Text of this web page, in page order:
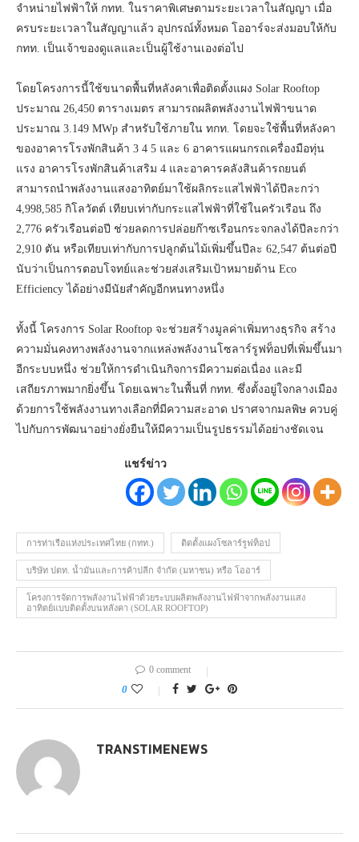
จำหน่ายไฟฟ้าให้ กทท. ในราคาพิเศษตามระยะเวลาในสัญญา เมื่อ
ครบระยะเวลาในสัญญาแล้ว อุปกรณ์ทั้งหมด โออาร์จะส่งมอบให้กับ
กทท. เป็นเจ้าของดูแลและเป็นผู้ใช้งานเองต่อไป
โดยโครงการนี้ใช้ขนาดพื้นที่หลังคาเพื่อติดตั้งแผง Solar Rooftop
ประมาณ 26,450 ตารางเมตร สามารถผลิตพลังงานไฟฟ้าขนาด
ประมาณ 3.149 MWp สำหรับใช้ภายใน ทกท. โดยจะใช้พื้นที่หลังคา
ของอาคารโรงพักสินค้า 3 4 5 และ 6 อาคารแผนกรถเครื่องมือทุ่น
แรง อาคารโรงพักสินค้าเสริม 4 และอาคารคลังสินค้ารถยนต์
สามารถนำพลังงานแสงอาทิตย์มาใช้ผลิกระแสไฟฟ้าได้ปีละกว่า
4,998,585 กิโลวัตต์ เทียบเท่ากับกระแสไฟฟ้าที่ใช้ในครัวเรือน ถึง
2,776 ครัวเรือนต่อปี ช่วยลดการปล่อยก๊าซเรือนกระจกลงได้ปีละกว่า
2,910 ตัน หรือเทียบเท่ากับการปลูกต้นไม้เพิ่มขึ้นปีละ 62,547 ต้นต่อปี
นับว่าเป็นการตอบโจทย์และช่วยส่งเสริมเป้าหมายด้าน Eco
Efficiency ได้อย่างมีนัยสำคัญอีกหนทางหนึ่ง
ทั้งนี้ โครงการ Solar Rooftop จะช่วยสร้างมูลค่าเพิ่มทางธุรกิจ สร้าง
ความมั่นคงทางพลังงานจากแหล่งพลังงานโซลาร์รูฟท็อปที่เพิ่มขึ้นมา
อีกระบบหนึ่ง ช่วยให้การดำเนินกิจการมีความต่อเนื่อง และมี
เสถียรภาพมากยิ่งขึ้น โดยเฉพาะในพื้นที่ กทท. ซึ่งตั้งอยู่ใจกลางเมือง
ด้วยการใช้พลังงานทางเลือกที่มีความสะอาด ปราศจากมลพิษ ควบคู่
ไปกับการพัฒนาอย่างยั่งยืนให้มีความเป็นรูปธรรมได้อย่างชัดเจน
แชร์ข่าว
การท่าเรือแห่งประเทศไทย (กทท.) ติดตั้งแผงโซลาร์รูฟท็อป
บริษัท ปตท. น้ำมันและการค้าปลีก จำกัด (มหาชน) หรือ โออาร์
โครงการจัดการพลังงานไฟฟ้าด้วยระบบผลิตพลังงานไฟฟ้าจากพลังงานแสง
อาทิตย์แบบติดตั้งบนหลังคา (SOLAR ROOFTOP)
0 comment
0
TRANSTIMENEWS